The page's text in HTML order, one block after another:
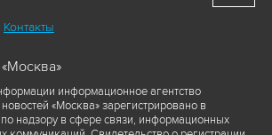
Контакты
информационное агентство
«Москва» зарегистрировано в
надзору в сфере связи, информационных